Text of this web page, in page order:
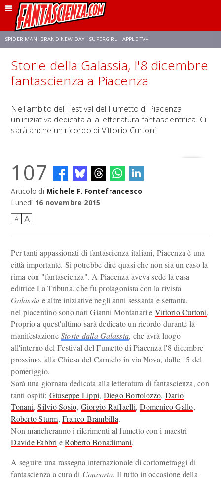
SPIDER-MAN: BRAND NEW DAY SUPERGIRL APPLE TV+
FRANCO RICCIARDIELLO ZENDAYA STAR TREK AVENGERS: DOOMSDAY
Storie della Galassia, l'8 dicembre
fantascienza a Piacenza
Nell'ambito del Festival del Fumetto di Piacenza
un'iniziativa dedicata alla letteratura fantascientifica. Ci
sarà anche un ricordo di Vittorio Curtoni
107
Articolo di Michele F. Fontefrancesco
Lunedì 16 novembre 2015
A A
Per tanti appassionati di fantascienza italiani, Piacenza è una
città importante. Si potrebbe dire quasi che non sia un caso la
rima con "fantascienza". A Piacenza aveva sede la casa
editrice La Tribuna, che fu protagonista con la rivista
Galassia e altre iniziative negli anni sessanta e settanta,
nel piacentino sono nati Gianni Montanari e Vittorio Curtoni.
Proprio a quest'ultimo sarà dedicato un ricordo durante la
manifestazioneStorie dalla Galassia, che avrà luogo
all'interno del Festival del Fumetto di Piacenza l'8 dicembre
prossimo, alla Chiesa del Carmelo in via Nova, dalle 15 del
pomeriggio.
Sarà una giornata dedicata alla letteratura di fantascienza, con
tanti ospiti: Giuseppe Lippi, Diego Bortolozzo, Dario
Tonani,Silvio Sosio, Giorgio Raffaelli,Domenico Gallo,
Roberto Sturm,Franco Brambilla.
Non mancheranno i riferimenti al fumetto con i maestri
Davide Fabbri eRoberto Bonadimani.
A seguire una rassegna internazionale di cortometraggi di
fantascienza a cura di Concorto, Il tutto in occasione della